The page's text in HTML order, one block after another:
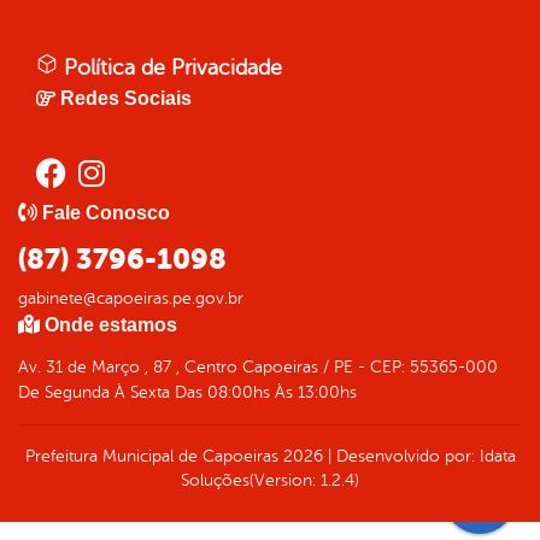
Política de Privacidade
Redes Sociais
Fale Conosco
(87) 3796-1098
gabinete@capoeiras.pe.gov.br
Onde estamos
Av. 31 de Março , 87 , Centro Capoeiras / PE - CEP: 55365-000
De Segunda À Sexta Das 08:00hs Às 13:00hs
Prefeitura Municipal de Capoeiras2026| Desenvolvido por: Idata
Soluções(Version: 1.2.4)